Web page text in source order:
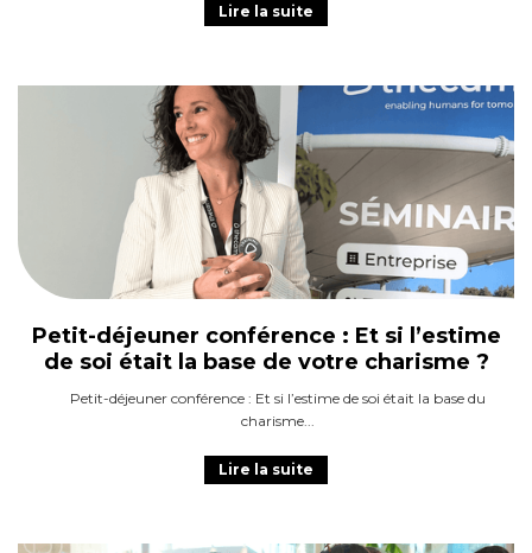
Lire la suite
Petit-déjeuner conférence : Et si l’estime
de soi était la base de votre charisme ?
Petit-déjeuner conférence : Et si l’estime de soi était la base du
charisme
Lire la suite